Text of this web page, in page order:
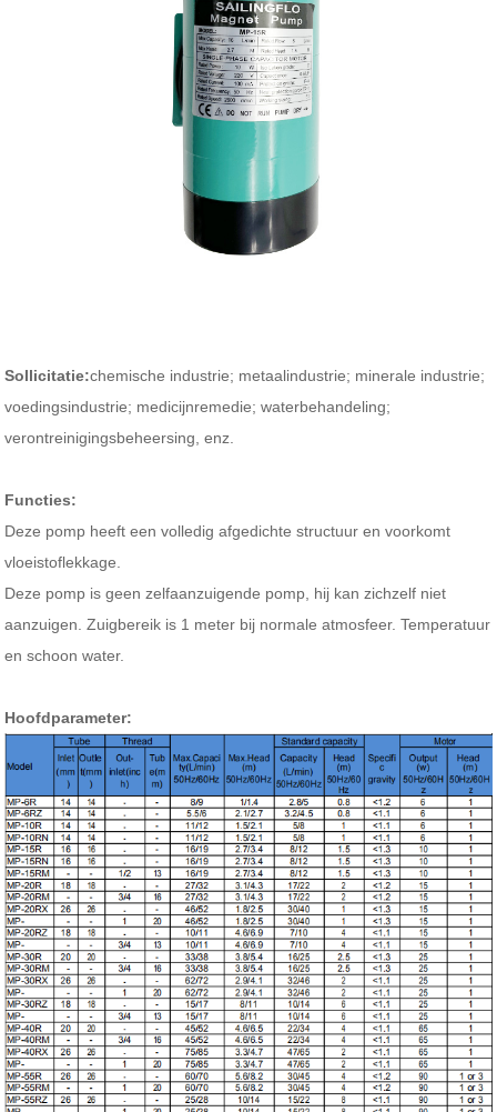
Sollicitatie:chemische industrie; metaalindustrie; minerale industrie;
voedingsindustrie; medicijnremedie; waterbehandeling;
verontreinigingsbeheersing, enz.
Functies:
Deze pomp heeft een volledig afgedichte structuur en voorkomt
vloeistoflekkage.
Deze pomp is geen zelfaanzuigende pomp, hij kan zichzelf niet
aanzuigen.Zuigbereik is 1 meter bij normale atmosfeer. Temperatuur
en schoon water.
Hoofdparameter: